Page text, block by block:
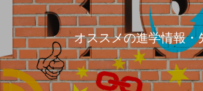
オススメの進学情報・